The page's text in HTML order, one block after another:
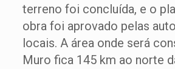
terreno foi concluída, e o
obra foi aprovado pelas
locais. A área onde será
Muro fica 145 km ao norte